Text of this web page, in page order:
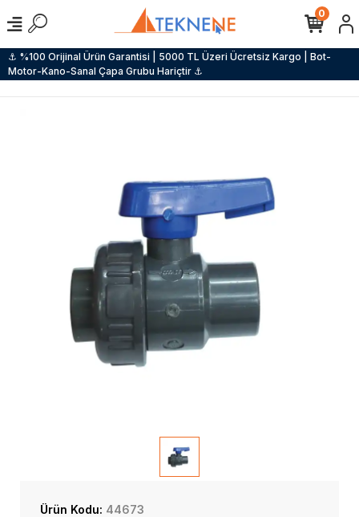
⚓ %100 Orijinal Ürün Garantisi | 5000 TL Üzeri Ücretsiz Kargo | Bot-
Motor-Kano-Sanal Çapa Grubu Hariçtir ⚓
0
Ürün Kodu: 44673